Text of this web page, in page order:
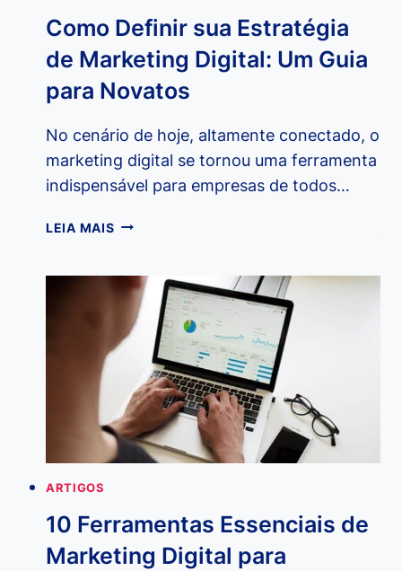
Como Definir sua Estratégia
de Marketing Digital: Um Guia
para Novatos
No cenário de hoje, altamente conectado, o
marketing digital se tornou uma ferramenta
indispensável para empresas de todos…
LEIA MAISCOMO
ESTRATÉGIA
MARKETING
DIGITAL:
GUIA
PARA
NOVATOS
ARTIGOS
10 Ferramentas Essenciais de
Marketing Digital para